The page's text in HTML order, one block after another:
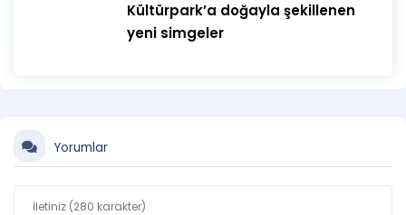
Kültürpark’a doğayla şekillenen
yeni simgeler
Yorumlar